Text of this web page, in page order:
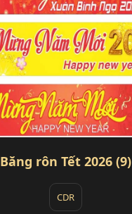
Băng rôn Tết 2026 (9)
CDR